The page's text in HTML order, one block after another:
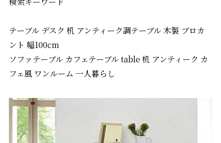
テーブル デスク 机 アンティーク調テーブル 木製 ブロカ
ント 幅100cm
ソファテーブル カフェテーブル table 机 アンティーク カ
フェ風 ワンルーム 一人暮らし